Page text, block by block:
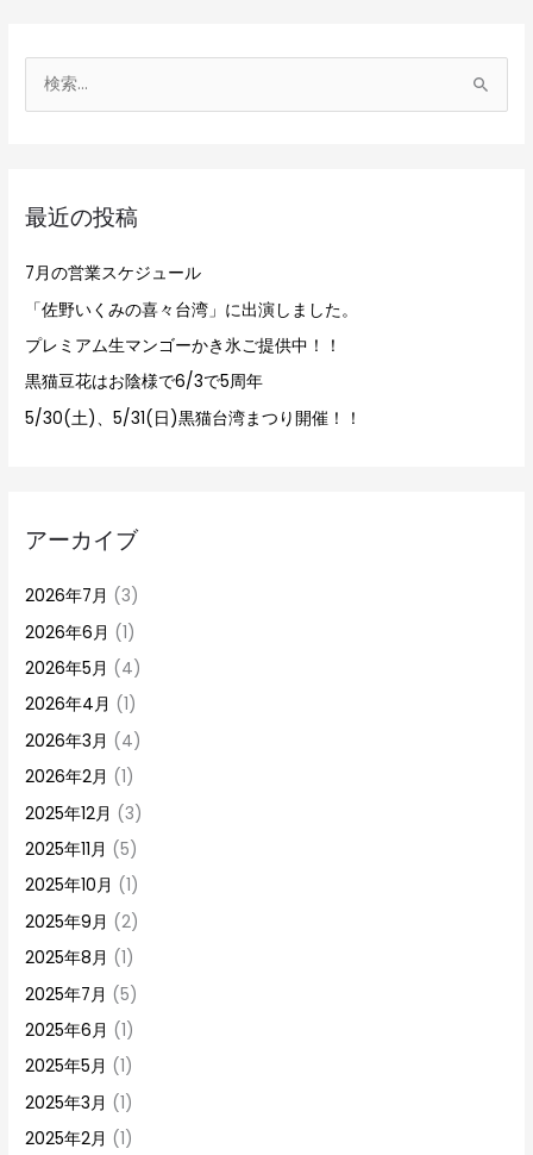
索
:最近の投稿
7月の営業スケジュール
「佐野いくみの喜々台湾」に出演しました。
プレミアム生マンゴーかき氷ご提供中！！
黒猫豆花はお陰様で6/3で5周年
5/30(土)、5/31(日)黒猫台湾まつり開催！！
アーカイブ
2026年7月 (3)
2026年6月 (1)
2026年5月 (4)
2026年4月 (1)
2026年3月 (4)
2026年2月 (1)
2025年12月 (3)
2025年11月 (5)
2025年10月 (1)
2025年9月 (2)
2025年8月 (1)
2025年7月 (5)
2025年6月 (1)
2025年5月 (1)
2025年3月 (1)
2025年2月 (1)